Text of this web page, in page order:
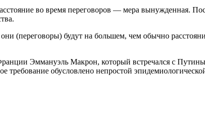
во время переговоров — мера вынужденная.
(переговоры) будут на большем, чем обычно
Эммануэль Макрон, который встречался с
требование обусловлено непростой